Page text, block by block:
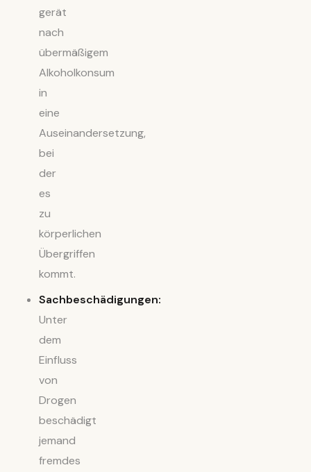
gerät
nach
übermäßigem
Alkoholkonsum
in
eine
Auseinandersetzung,
bei
der
es
zu
körperlichen
Übergriffen
kommt.
Sachbeschädigungen:
Unter
dem
Einfluss
von
Drogen
beschädigt
jemand
fremdes